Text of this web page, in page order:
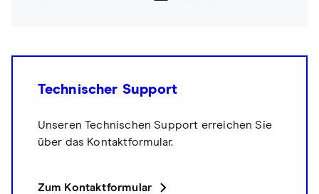
Technischer Support
Unseren Technischen Support erreichen Sie
über das Kontaktformular.
Zum Kontaktformular